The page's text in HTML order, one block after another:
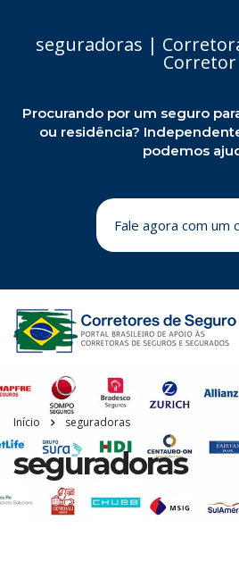
seguradoras |
Corretor
Procurando por um seguro
ou residência?
podemos
Fale agora com um
Início seguradoras
seguradoras